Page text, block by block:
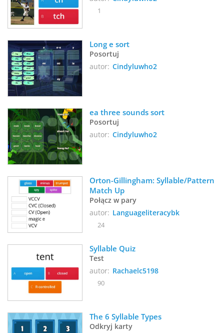
1
Long e sort
Posortuj
autor: Cindyluwho2
ea three sounds sort
Posortuj
autor: Cindyluwho2
Orton-Gillingham: Syllable/Pattern
Match Up
Połącz w pary
autor: Languageliteracybk
24
Test
autor: Rachaelc5198
90
The 6 Syllable Types
Odkryj karty